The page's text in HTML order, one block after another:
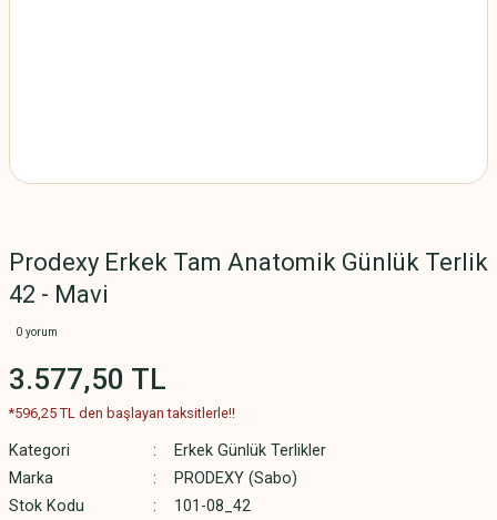
Prodexy Erkek Tam Anatomik Günlük Terlik
42 - Mavi
0 yorum
3.577,50 TL
*596,25 TL den başlayan taksitlerle!!
Kategori
Erkek Günlük Terlikler
Marka
PRODEXY (Sabo)
Stok Kodu
101-08_42